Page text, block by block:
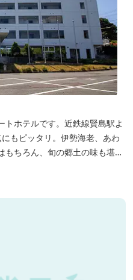
ホテルです。近鉄線賢島駅よ
もピッタリ。伊勢海老、あわ
ちろん、旬の郷土の味も堪能